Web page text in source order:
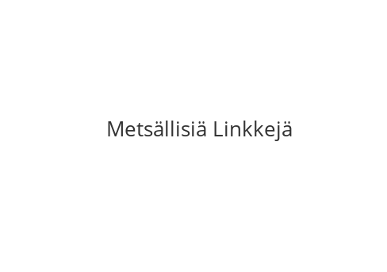
Metsällisiä Linkkejä